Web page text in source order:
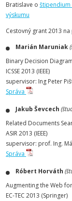
Bratislave o štipendium
výskumu
Cestovný grant 2013
Marián Maruniak
Binary Decision
ICSSE 2013 (IEEE)
supervisor: Ing Peter
Správa
Jakub Ševcech
Related Documents
ASIR 2013 (IEEE)
supervisor: prof. Ing.
Správa
Róbert Horváth
Augmenting the Web
EC-TEC 2013 (Springer)